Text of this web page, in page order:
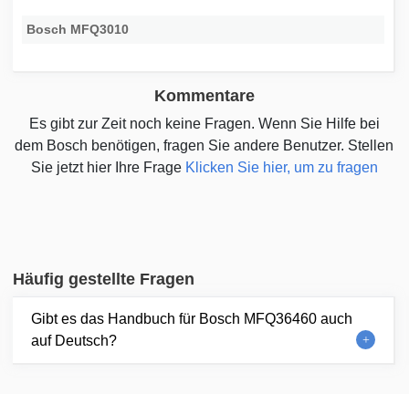
Bosch MFQ3010
Kommentare
Es gibt zur Zeit noch keine Fragen. Wenn Sie Hilfe bei
dem Bosch benötigen, fragen Sie andere Benutzer. Stellen
Sie jetzt hier Ihre Frage Klicken Sie hier, um zu fragen
Häufig gestellte Fragen
Gibt es das Handbuch für Bosch MFQ36460 auch
auf Deutsch?